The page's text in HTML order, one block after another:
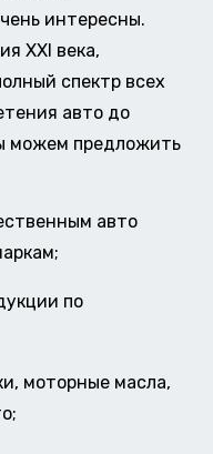
интересны.
XXI века,
спектр всех
авто до
можем предложить
авто
по
моторные масла,